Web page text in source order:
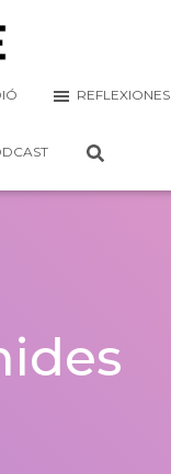
REFLEXIONES